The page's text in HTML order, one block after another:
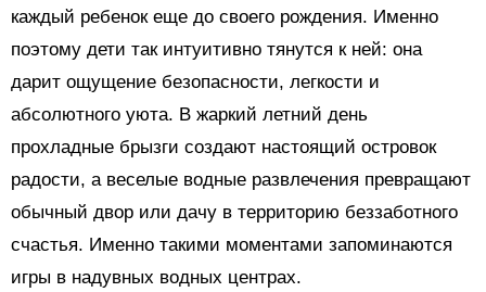
каждый ребенок еще до своего рождения. Именно
поэтому дети так интуитивно тянутся к ней: она
дарит ощущение безопасности, легкости и
абсолютного уюта. В жаркий летний день
прохладные брызги создают настоящий островок
радости, а веселые водные развлечения превращают
обычный двор или дачу в территорию беззаботного
счастья. Именно такими моментами запоминаются
игры в надувных водных центрах.